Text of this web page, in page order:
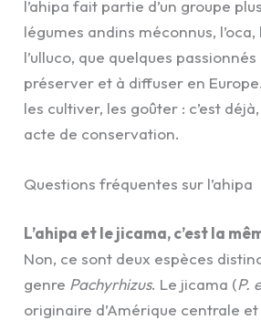
l’ahipa fait partie d’un groupe
légumes andins méconnus, l’oca,
l’ulluco, que quelques
préserver et à diffuser en
les cultiver, les goûter : c’est
acte de conservation.
Questions fréquentes sur l’ahipa
L’ahipa et le jicama, c’est la
Non, ce sont deux espèces
genre Pachyrhizus. Le jicama (P.
originaire d’Amérique centrale